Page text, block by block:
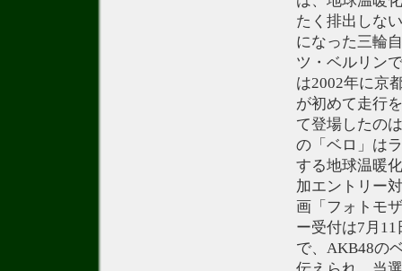
たく排出しな
になった三輪
ツ・ベルリン
は2002年に京
が初めて走行
て登場したの
の「ベロ」は
する地球温暖
加エントリー
画「フォトモ
ー受付は7月
で、AKB48の